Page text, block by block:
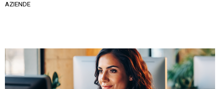
Email Marketing
Fatturazione
AZIENDE